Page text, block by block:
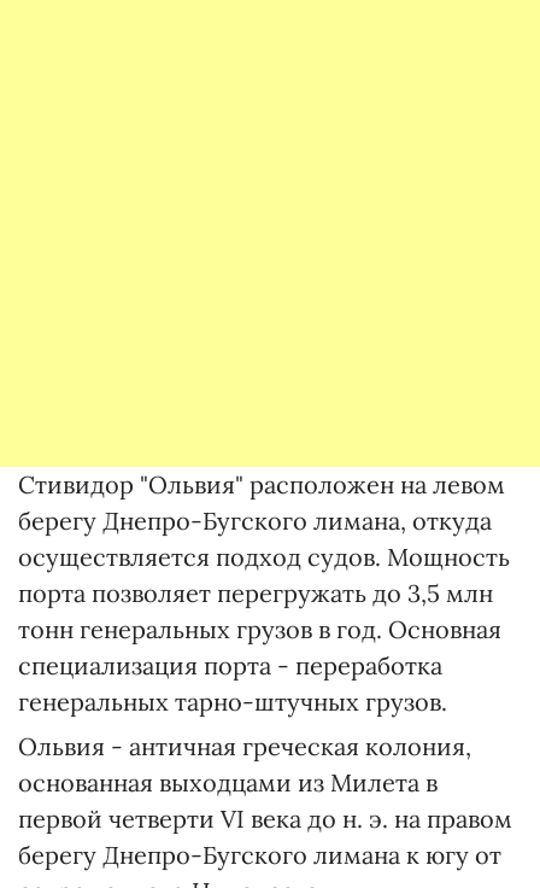
Стивидор "Ольвия" расположен на левом
берегу Днепро-Бугского лимана, откуда
осуществляется подход судов. Мощность
порта позволяет перегружать до 3,5 млн
тонн генеральных грузов в год. Основная
специализация порта - переработка
генеральных тарно-штучных грузов.
Ольвия - античная греческая колония,
основанная выходцами из Милета в
первой четверти VI века до н. э. на правом
берегу Днепро-Бугского лимана к югу от